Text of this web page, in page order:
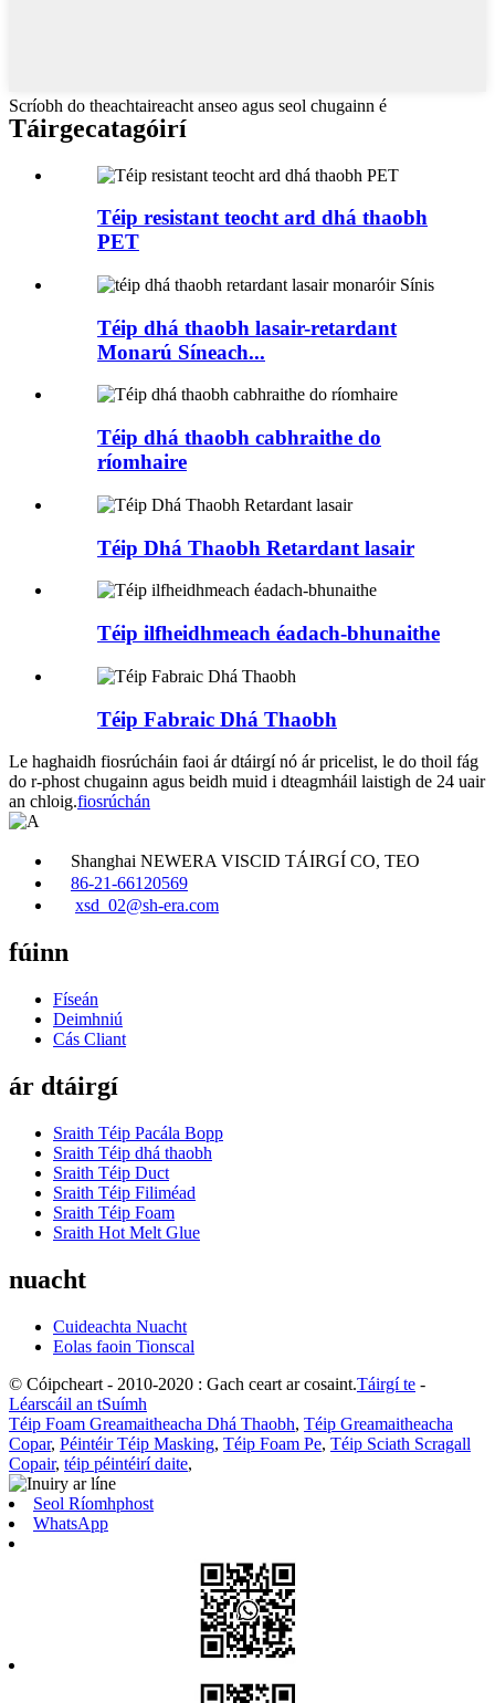
Scríobh do theachtaireacht anseo agus seol chugainn é
Táirgecatagóirí
Téip resistant teocht ard dhá thaobh
PET
Téip dhá thaobh lasair-retardant
Monarú Síneach...
Téip dhá thaobh cabhraithe do
ríomhaire
Téip Dhá Thaobh Retardant lasair
Téip ilfheidhmeach éadach-bhunaithe
Téip Fabraic Dhá Thaobh
Le haghaidh fiosrúcháin faoi ár dtáirgí nó ár pricelist, le do thoil fág
do r-phost chugainn agus beidh muid i dteagmháil laistigh de 24 uair
an chloig.fiosrúchán
Shanghai NEWERA VISCID TÁIRGÍ CO, TEO
86-21-66120569
xsd_02@sh-era.com
fúinn
Físeán
Deimhniú
Cás Cliant
ár dtáirgí
Sraith Téip Pacála Bopp
Sraith Téip dhá thaobh
Sraith Téip Duct
Sraith Téip Filiméad
Sraith Téip Foam
Sraith Hot Melt Glue
nuacht
Cuideachta Nuacht
Eolas faoin Tionscal
© Cóipcheart - 2010-2020 : Gach ceart ar cosaint.Táirgí te -
Léarscáil an tSuímh
Téip Foam Greamaitheacha Dhá Thaobh, Téip Greamaitheacha
Copar, Péintéir Téip Masking, Téip Foam Pe, Téip Sciath Scragall
Copair, téip péintéirí daite,
Seol Ríomhphost
WhatsApp